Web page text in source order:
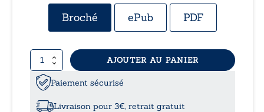
de
Broché ePub PDF
quantité
de
Espérance
AJOUTER AU PANIER
Paiement sécurisé
Livraison pour 3€, retrait gratuit